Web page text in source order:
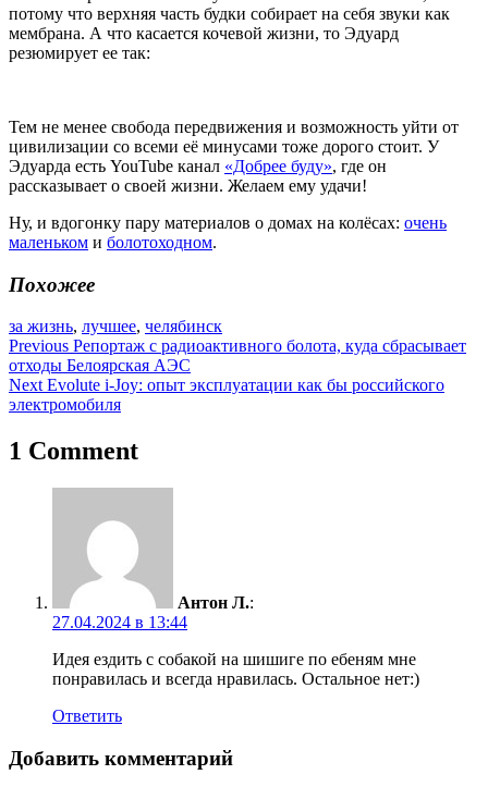
потому что верхняя часть будки собирает на себя звуки как
мембрана. А что касается кочевой жизни, то Эдуард
резюмирует ее так:
Тем не менее свобода передвижения и возможность уйти от
цивилизации со всеми её минусами тоже дорого стоит. У
Эдуарда есть YouTube канал «Добрее буду», где он
рассказывает о своей жизни. Желаем ему удачи!
Ну, и вдогонку пару материалов о домах на колёсах: очень
маленьком и болотоходном.
Похожее
за жизнь, лучшее, челябинск
Навигация
по
записям
Previous Репортаж с радиоактивного болота, куда сбрасывает
отходы Белоярская АЭС
Next Evolute i-Joy: опыт эксплуатации как бы российского
электромобиля
1 Comment
Антон Л.:
27.04.2024 в 13:44
Идея ездить с собакой на шишиге по ебеням мне
понравилась и всегда нравилась. Остальное нет:)
Ответить
Добавить комментарий